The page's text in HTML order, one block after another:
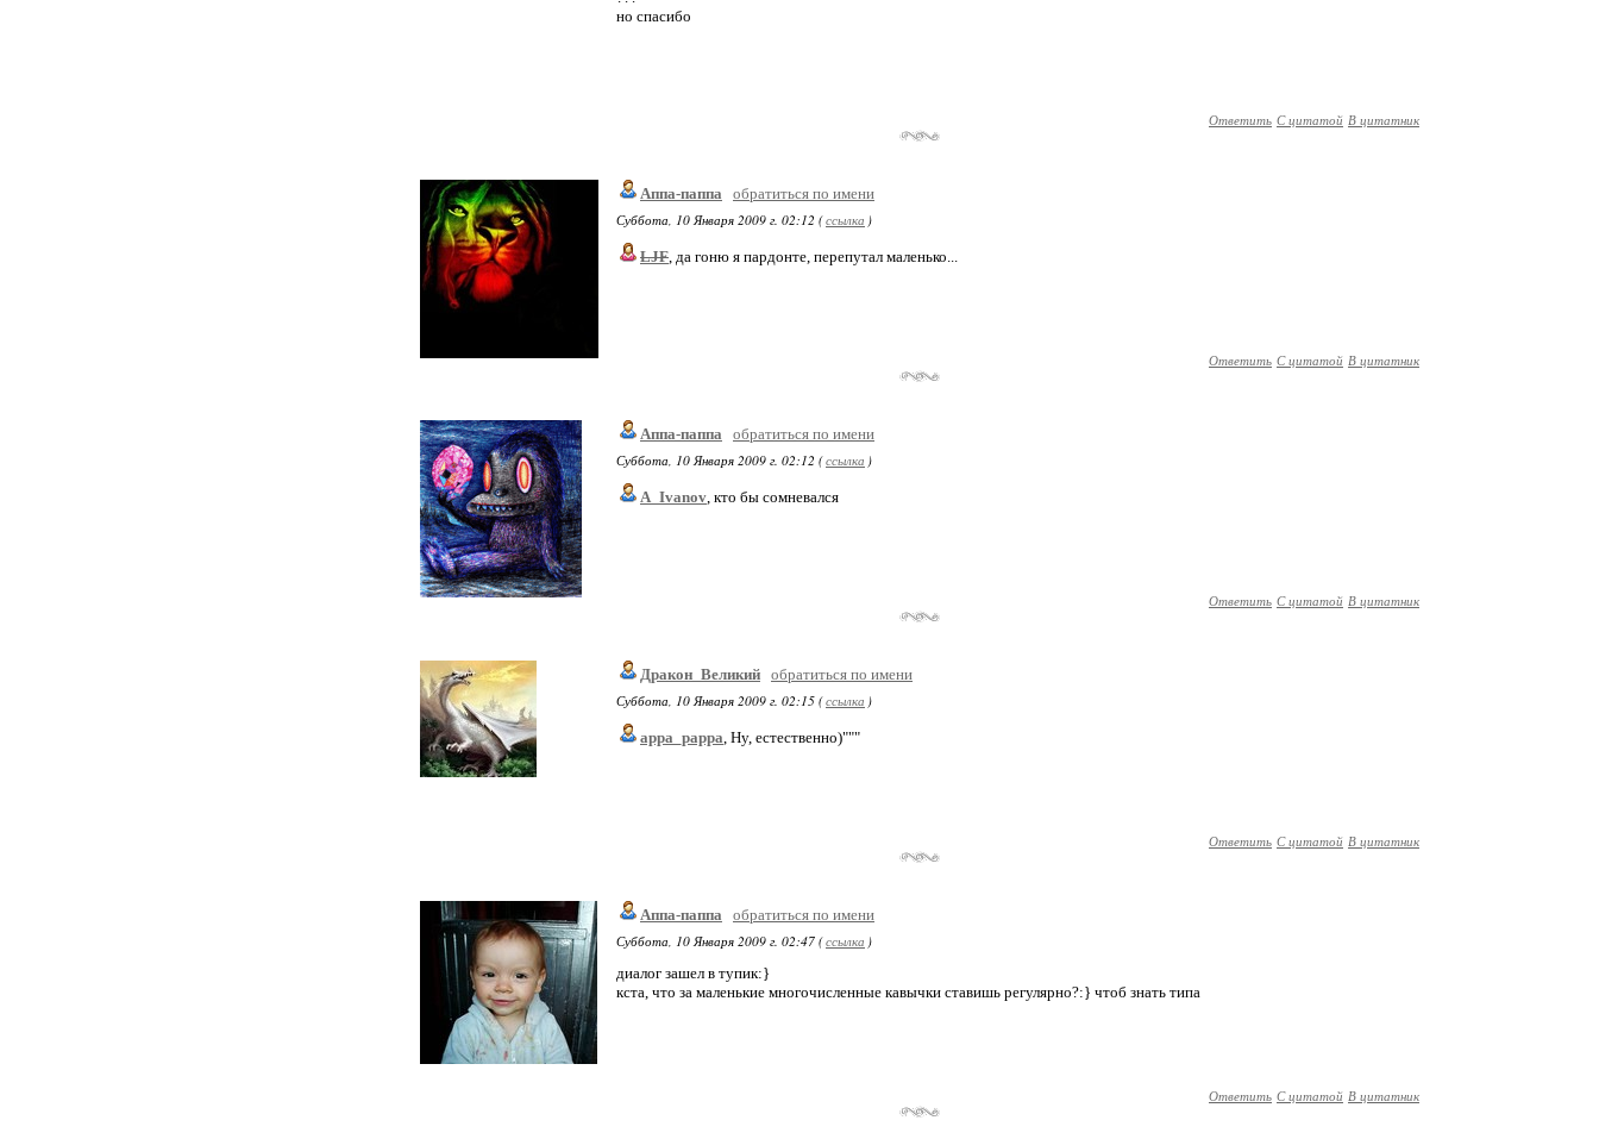
но спасибо
Ответить С цитатой В цитатник
Аппа-паппа
обратиться по имени
Суббота, 10 Января 2009 г. 02:12 (ссылка )
LJF, да гоню я пардонте, перепутал маленько...
Ответить С цитатой В цитатник
Аппа-паппа
обратиться по имени
Суббота, 10 Января 2009 г. 02:12 (ссылка )
A_Ivanov, кто бы сомневался
Ответить С цитатой В цитатник
Дракон_Великий обратиться по имени
Суббота, 10 Января 2009 г. 02:15 (ссылка )
appa_pappa, Ну, естественно)"""
Ответить С цитатой В цитатник
Аппа-паппа
обратиться по имени
Суббота, 10 Января 2009 г. 02:47 (ссылка )
диалог зашел в тупик:}
кста, что за маленькие многочисленные кавычки ставишь регулярно?:} чтоб знать типа
Ответить С цитатой В цитатник